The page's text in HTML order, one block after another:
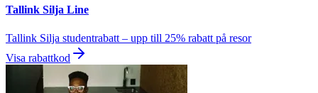
Tallink Silja Line
Tallink Silja studentrabatt – upp till 25% rabatt på resor
Visa rabattkod